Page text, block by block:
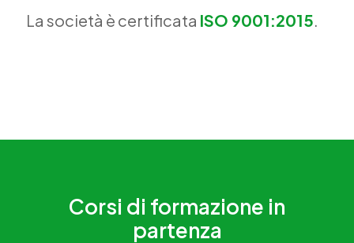
La società è certificata ISO 9001:2015.
Corsi di formazione in
partenza